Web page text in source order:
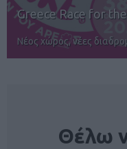
12ος TUI Rhodes
Αγώνες για όλους στην
Θέλω